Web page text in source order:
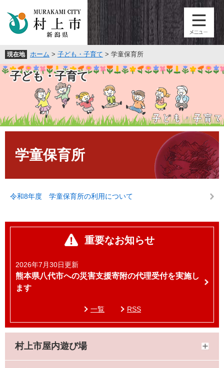
頭
で
飛
ば
へ
現在地 ホーム > 子ども・子育て > 学童保育所
子ども・子育て
学童保育所
令和8年度 学童保育所の利用について
重要なお知らせ
2026年7月30日更新
熊本県八代市への災害支援寄附の代理受付を実施し
ます
一覧 RSS
村上市屋内遊び場